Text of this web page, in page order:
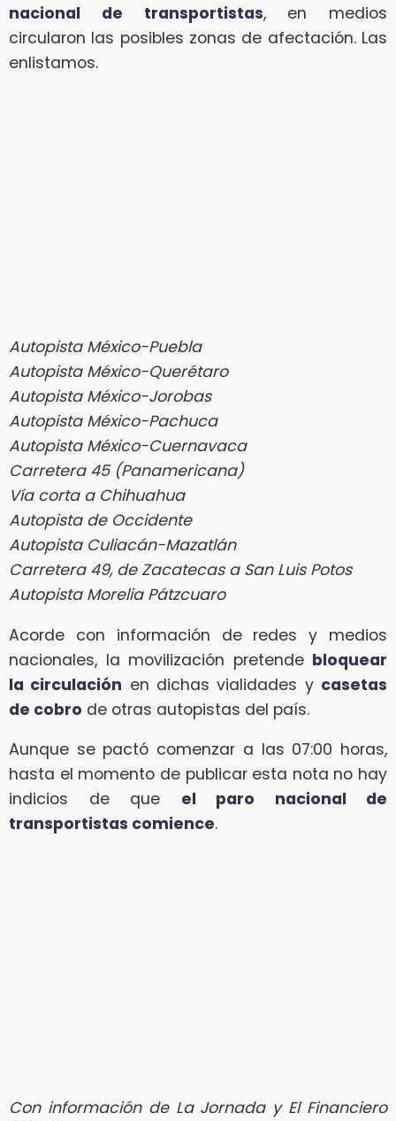
nacional de transportistas, en medios
circularon las posibles zonas de afectación. Las
enlistamos.
Autopista México-Puebla
Autopista México-Querétaro
Autopista México-Jorobas
Autopista México-Pachuca
Autopista México-Cuernavaca
Carretera 45 (Panamericana)
Vía corta a Chihuahua
Autopista de Occidente
Autopista Culiacán-Mazatlán
Carretera 49, de Zacatecas a San Luis Potos
Autopista Morelia Pátzcuaro
Acorde con información de redes y medios
nacionales, la movilización pretende bloquear
la circulación en dichas vialidades y casetas
de cobro de otras autopistas del país.
Aunque se pactó comenzar a las 07:00 horas,
hasta el momento de publicar esta nota no hay
indicios de que el paro nacional de
transportistas comience.
Con información de La Jornada y El Financiero